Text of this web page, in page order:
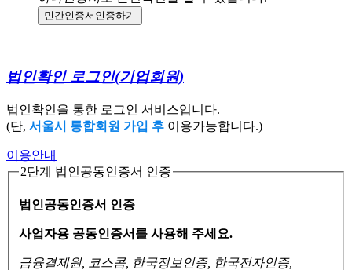
민간인증서 인증하기
법인확인 로그인(기업회원)
법인확인을 통한 로그인 서비스입니다.
(단, 서울시 통합회원 가입 후 이용가능합니다.)
이용안내
2단계 법인공동인증서 인증
법인공동인증서 인증
사업자용 공동인증서를 사용해 주세요.
금융결제원, 코스콤, 한국정보인증, 한국전자인증,